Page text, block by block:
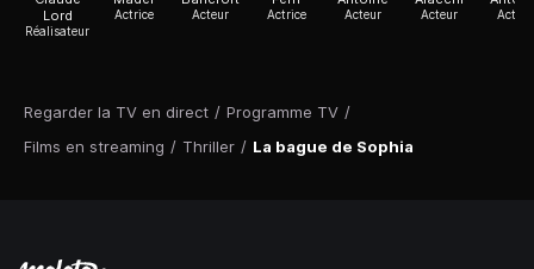
Regarder la TV en direct / Programme TV /
Films en streaming / Thriller / La bague de Sophia
Lord
Réalisateur
Actrice Acteur Actrice Acteur Acteur Acteur